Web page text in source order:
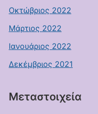
Οκτώβριος 2022
Μάρτιος 2022
Ιανουάριος 2022
Δεκέμβριος 2021
Μεταστοιχεία